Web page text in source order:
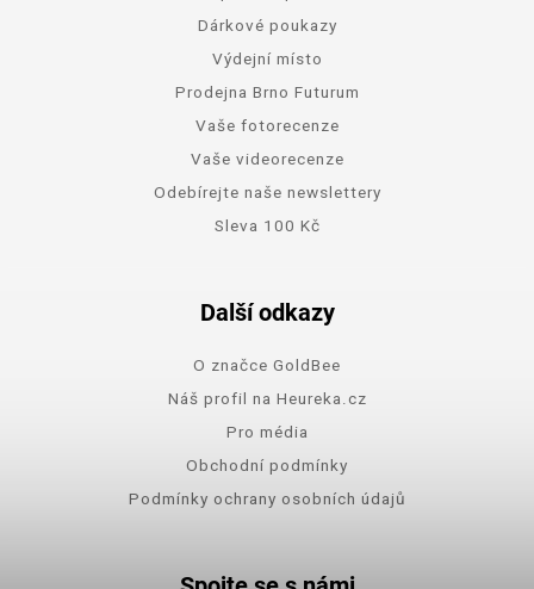
Dárkové poukazy
Výdejní místo
Prodejna Brno Futurum
Vaše fotorecenze
Vaše videorecenze
Odebírejte naše newslettery
Sleva 100 Kč
Další odkazy
O značce GoldBee
Náš profil na Heureka.cz
Pro média
Obchodní podmínky
Podmínky ochrany osobních údajů